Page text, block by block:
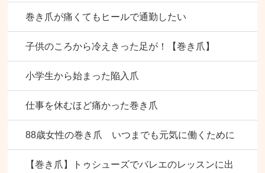
巻き爪が痛くてもヒールで通勤したい
子供のころから冷えきった足が！【巻き爪】
小学生から始まった陥入爪
仕事を休むほど痛かった巻き爪
88歳女性の巻き爪 いつまでも元気に働くために
【巻き爪】トゥシューズでバレエのレッスンに出